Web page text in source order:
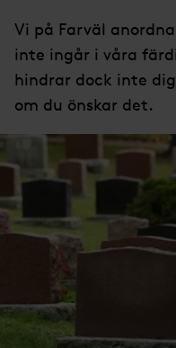
Vi på Farväl
inte ingår i våra
hindrar dock inte
om du önskar det.